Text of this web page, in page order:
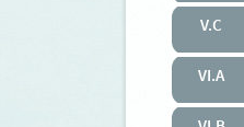
V.C
VI.A